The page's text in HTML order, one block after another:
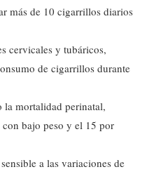
más de 10 cigarrillos diarios
cervicales y tubáricos,
de cigarrillos durante
mortalidad perinatal,
bajo peso y el 15 por
a las variaciones de